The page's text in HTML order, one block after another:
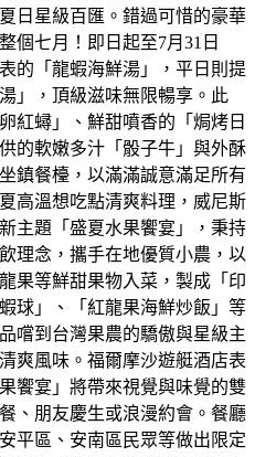
日星級百匯。錯過可惜的豪華
個七月！即日起至7月31日
的「龍蝦海鮮湯」，平日則提
」，頂級滋味無限暢享。此
紅蟳」、鮮甜噴香的「焗烤日
的軟嫩多汁「骰子牛」與外酥
鎮餐檯，以滿滿誠意滿足所有
高溫想吃點清爽料理，威尼斯
主題「盛夏水果饗宴」，秉持
理念，攜手在地優質小農，以
果等鮮甜果物入菜，製成「印
球」、「紅龍果海鮮炒飯」等
嚐到台灣果農的驕傲與星級主
爽風味。福爾摩沙遊艇酒店表
饗宴」將帶來視覺與味覺的雙
、朋友慶生或浪漫約會。餐廳
平區、安南區民眾等做出限定